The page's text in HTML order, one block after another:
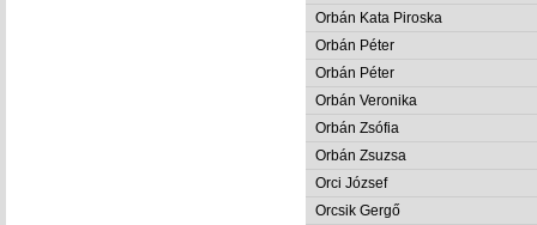
Orbán Kata Piroska
Orbán Péter
Orbán Péter
Orbán Veronika
Orbán Zsófia
Orbán Zsuzsa
Orci József
Orcsik Gergő